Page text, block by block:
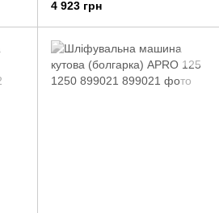
4 923 грн